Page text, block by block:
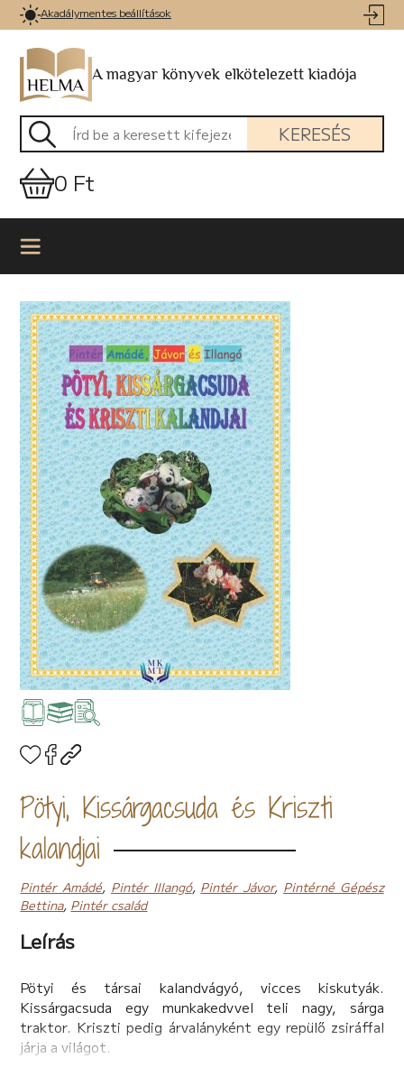
Akadálymentes beállítások
A magyar könyvek elkötelezett kiadója
KERESÉS
0 Ft
Pötyi, Kissárgacsuda és Kriszti
kalandjai
Pintér Amádé, Pintér Illangó, Pintér Jávor, Pintérné Gépész
Bettina, Pintér család
Leírás
Pötyi és társai kalandvágyó, vicces kiskutyák.
Kissárgacsuda egy munkakedvvel teli nagy, sárga
traktor. Kriszti pedig árvalányként egy repülő zsiráffal
járja a világot.